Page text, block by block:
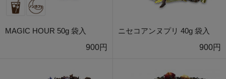
MAGIC HOUR 50g 袋入
900円
ニセコアンヌプリ 40g 袋入
900円